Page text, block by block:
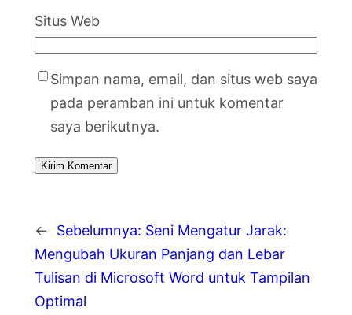
Situs Web
Simpan nama, email, dan situs web saya
pada peramban ini untuk komentar
saya berikutnya.
← Sebelumnya: Seni Mengatur Jarak:
Mengubah Ukuran Panjang dan Lebar
Tulisan di Microsoft Word untuk Tampilan
Optimal